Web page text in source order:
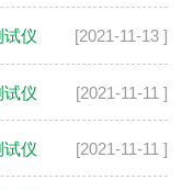
仪 [2021-11-13 ]
仪 [2021-11-11 ]
仪 [2021-11-11 ]